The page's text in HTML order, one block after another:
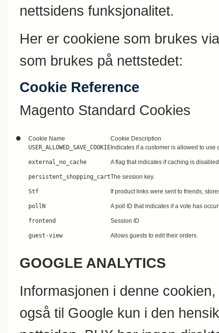
nettsidens funksjonalitet.
Her er cookiene som brukes
som brukes på nettstedet:
Cookie Reference
Magento Standard Cookies
Cookie Name
Cookie Description
USER_ALLOWED_SAVE_COOKIE Indicates if a customer is allowed to use
external_no_cache A flag that indicates if caching is
persistent_shopping_cartThe session key.
Stf If product links were sent to friends,
pollN A poll ID that indicates if a vote has
frontend Session ID
guest-view Allows guests to edit their orders.
GOOGLE ANALYTICS
Informasjonen i denne
også til Google kun i den